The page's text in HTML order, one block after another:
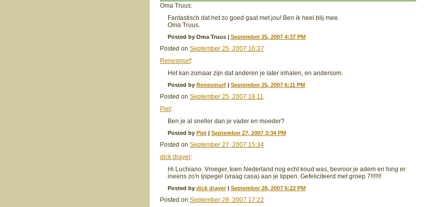
Oma Truus:
Fantastisch dat het zo goed gaat met jou! Ben ik heel blij mee.
Oma Truus.
Posted by Oma Truus | September 25, 2007 4:37 PM
Posted on September 25, 2007 16:37
Renesmurf:
Het kan zomaar zijn dat anderen je later inhalen, en andersom.
Posted by Renesmurf | September 25, 2007 6:11 PM
Posted on September 25, 2007 18:11
Piet:
Ben je al sneller dan je vader en moeder?
Posted by Piet | September 27, 2007 3:34 PM
Posted on September 27, 2007 15:34
dick drayer:
Hi Luchiano. Vroeger, toen Nederland nog echt koud was, bevroor je adem en hing er
ineens zo'n ijspegel (vraag casa) aan je lippen. Gefeliciteerd met groep 7!!!!!!!
Posted by dick drayer| September 28, 2007 5:22 PM
Posted on September 28, 2007 17:22